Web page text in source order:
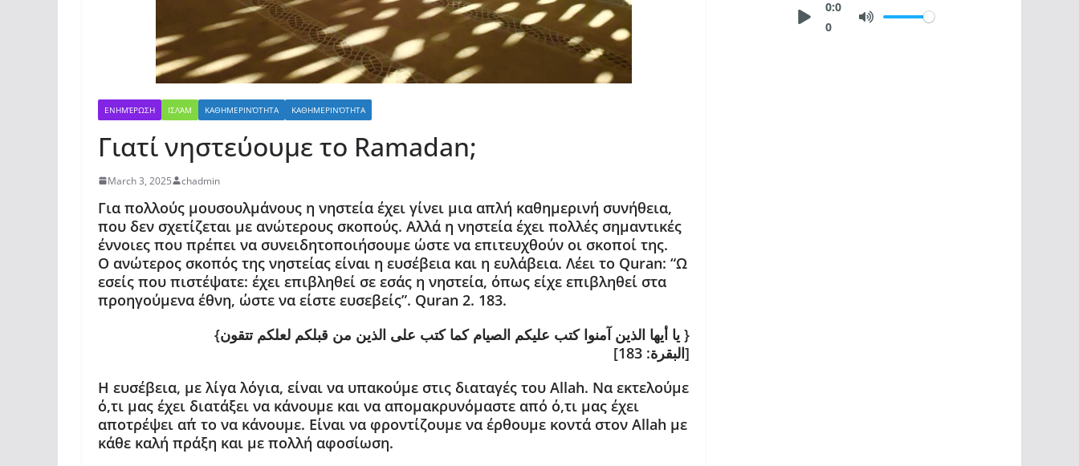
ΕΝΗΜΈΡΩΣΗ ΙΣΛΆΜ ΚΑΘΗΜΕΡΙΝΌΤΗΤΑ ΚΑΘΗΜΕΡΙΝΌΤΗΤΑ
Γιατί νηστεύουμε το Ramadan;
March 3, 2025 chadmin
Για πολλούς μουσουλμάνους η νηστεία έχει γίνει μια απλή καθημερινή συνήθεια,
που δεν σχετίζεται με ανώτερους σκοπούς. Αλλά η νηστεία έχει πολλές σημαντικές
έννοιες που πρέπει να συνειδητοποιήσουμε ώστε να επιτευχθούν οι σκοποί της.
Ο ανώτερος σκοπός της νηστείας είναι η ευσέβεια και η ευλάβεια. Λέει το Quran: “Ω
εσείς που πιστέψατε: έχει επιβληθεί σε εσάς η νηστεία, όπως είχε επιβληθεί στα
προηγούμενα έθνη, ώστε να είστε ευσεβείς”. Quran 2. 183.
{يا أيها الذين آمنوا كتب عليكم الصيام كما كتب على الذين من قبلكم لعلكم تتقون }
[البقرة: 183]
Η ευσέβεια, με λίγα λόγια, είναι να υπακούμε στις διαταγές του Allah. Να εκτελούμε
ό,τι μας έχει διατάξει να κάνουμε και να απομακρυνόμαστε από ό,τι μας έχει
αποτρέψει απ΄ το να κάνουμε. Είναι να φροντίζουμε να έρθουμε κοντά στον Allah με
κάθε καλή πράξη και με πολλή αφοσίωση.
0:0
0